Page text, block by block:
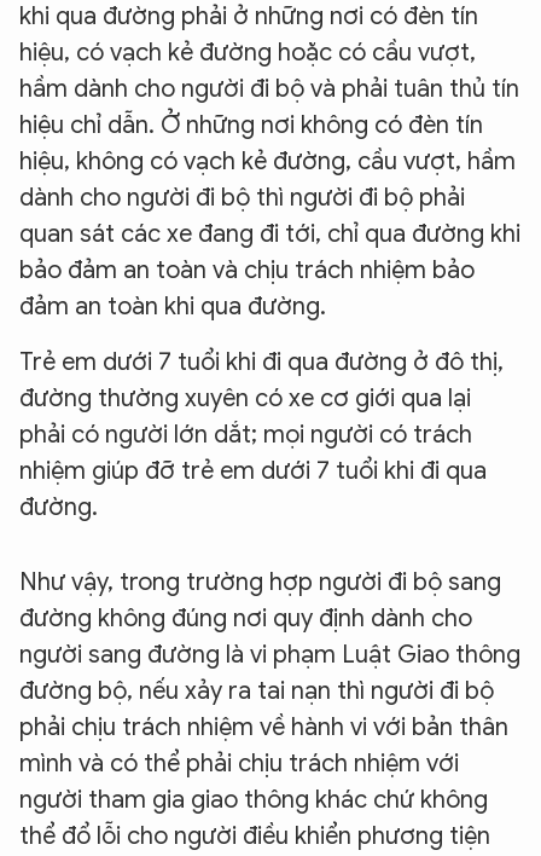
khi qua đường phải ở những nơi có đèn tín
hiệu, có vạch kẻ đường hoặc có cầu vượt,
hầm dành cho người đi bộ và phải tuân thủ tín
hiệu chỉ dẫn. Ở những nơi không có đèn tín
hiệu, không có vạch kẻ đường, cầu vượt, hầm
dành cho người đi bộ thì người đi bộ phải
quan sát các xe đang đi tới, chỉ qua đường khi
bảo đảm an toàn và chịu trách nhiệm bảo
đảm an toàn khi qua đường.
Trẻ em dưới 7 tuổi khi đi qua đường ở đô thị,
đường thường xuyên có xe cơ giới qua lại
phải có người lớn dắt; mọi người có trách
nhiệm giúp đỡ trẻ em dưới 7 tuổi khi đi qua
đường.
Như vậy, trong trường hợp người đi bộ sang
đường không đúng nơi quy định dành cho
người sang đường là vi phạm Luật Giao thông
đường bộ, nếu xảy ra tai nạn thì người đi bộ
phải chịu trách nhiệm về hành vi với bản thân
mình và có thể phải chịu trách nhiệm với
người tham gia giao thông khác chứ không
thể đổ lỗi cho người điều khiển phương tiện